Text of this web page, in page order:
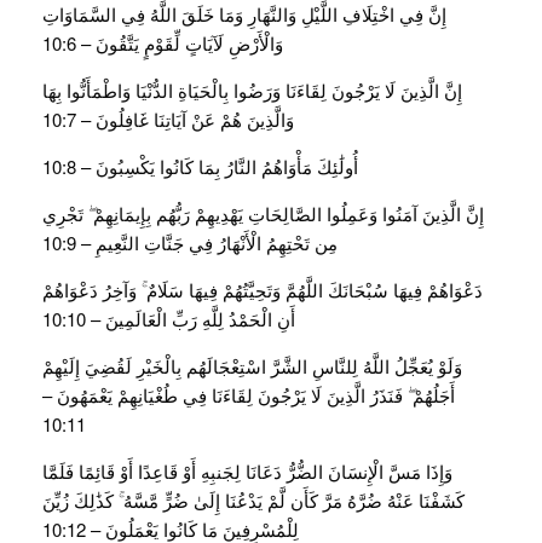
إِنَّ فِي اخْتِلَافِ اللَّيْلِ وَالنَّهَارِ وَمَا خَلَقَ اللَّهُ فِي السَّمَاوَاتِ
وَالْأَرْضِ لَآيَاتٍ لِّقَوْمٍ يَتَّقُونَ – 10:6
إِنَّ الَّذِينَ لَا يَرْجُونَ لِقَاءَنَا وَرَضُوا بِالْحَيَاةِ الدُّنْيَا وَاطْمَأَنُّوا بِهَا
وَالَّذِينَ هُمْ عَنْ آيَاتِنَا غَافِلُونَ – 10:7
أُولَٰئِكَ مَأْوَاهُمُ النَّارُ بِمَا كَانُوا يَكْسِبُونَ – 10:8
إِنَّ الَّذِينَ آمَنُوا وَعَمِلُوا الصَّالِحَاتِ يَهْدِيهِمْ رَبُّهُم بِإِيمَانِهِمْ ۖ تَجْرِي
مِن تَحْتِهِمُ الْأَنْهَارُ فِي جَنَّاتِ النَّعِيمِ – 10:9
دَعْوَاهُمْ فِيهَا سُبْحَانَكَ اللَّهُمَّ وَتَحِيَّتُهُمْ فِيهَا سَلَامٌ ۚ وَآخِرُ دَعْوَاهُمْ
أَنِ الْحَمْدُ لِلَّهِ رَبِّ الْعَالَمِينَ – 10:10
وَلَوْ يُعَجِّلُ اللَّهُ لِلنَّاسِ الشَّرَّ اسْتِعْجَالَهُم بِالْخَيْرِ لَقُضِيَ إِلَيْهِمْ
أَجَلُهُمْ ۖ فَنَذَرُ الَّذِينَ لَا يَرْجُونَ لِقَاءَنَا فِي طُغْيَانِهِمْ يَعْمَهُونَ –
10:11
وَإِذَا مَسَّ الْإِنسَانَ الضُّرُّ دَعَانَا لِجَنبِهِ أَوْ قَاعِدًا أَوْ قَائِمًا فَلَمَّا
كَشَفْنَا عَنْهُ ضُرَّهُ مَرَّ كَأَن لَّمْ يَدْعُنَا إِلَىٰ ضُرٍّ مَّسَّهُ ۚ كَذَٰلِكَ زُيِّنَ
لِلْمُسْرِفِينَ مَا كَانُوا يَعْمَلُونَ – 10:12